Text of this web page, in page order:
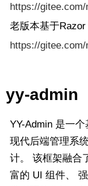
https://
老版本基于Razor
https://
yy-admin
YY-Admin 是一
现代后端管理系
计。 该框架融合
富的 UI 组件、